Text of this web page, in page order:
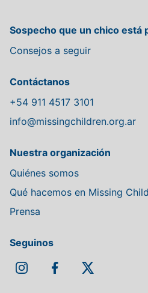
Sospecho que un chico está
Consejos a seguir
Contáctanos
+54 911 4517 3101
info@missingchildren.org.ar
Nuestra organización
Quiénes somos
Qué hacemos en Missing
Prensa
Seguinos